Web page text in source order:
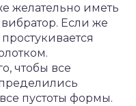
желательно иметь
Если же
чтобы все
пустоты формы.